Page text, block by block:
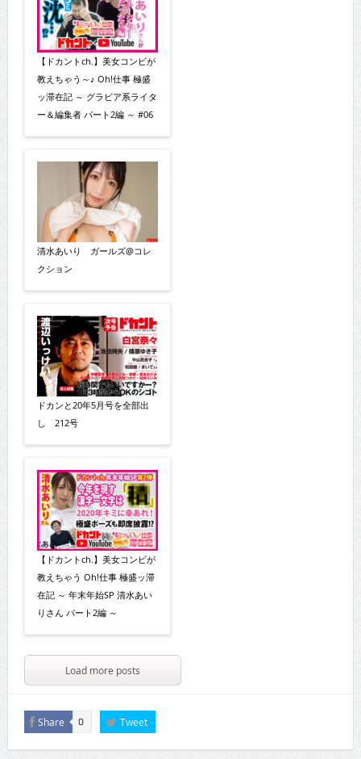
【ドカントch.】美女コンビが
教えちゃう～♪ Oh!仕事 極盛
ッ滞在記 ～ グラビア系ライタ
ー＆編集者 パート2編 ～ #06
清水あいり ガールズ@コレ
クション
ドカンと20年5月号を全部出
し 212号
【ドカントch.】美女コンビが
教えちゃう Oh!仕事 極盛ッ滞
在記 ～ 年末年始SP 清水あい
りさん パート2編 ～
Load more posts
Share 0 Tweet